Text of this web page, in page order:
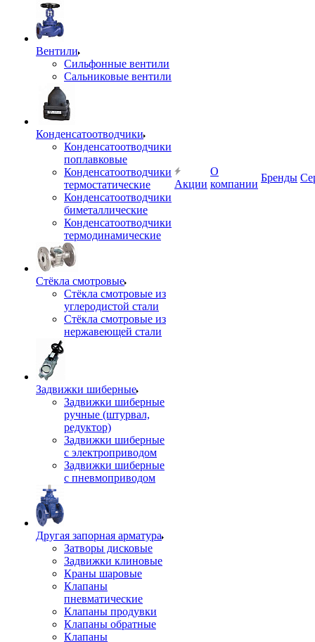
Вентили
Сильфонные вентили
Сальниковые вентили
Конденсатоотводчики
Конденсатоотводчики
поплавковые
Конденсатоотводчики
термостатические
Конденсатоотводчики
биметаллические
Конденсатоотводчики
термодинамические
Стёкла смотровые
Стёкла смотровые из
углеродистой стали
Стёкла смотровые из
нержавеющей стали
Задвижки шиберные
Задвижки шиберные
ручные (штурвал,
редуктор)
Задвижки шиберные
с электроприводом
Задвижки шиберные
с пневмоприводом
Другая запорная арматура
Затворы дисковые
Задвижки клиновые
Краны шаровые
Клапаны
пневматические
Клапаны продувки
Клапаны обратные
Клапаны
Акции
О
компании
Бренды